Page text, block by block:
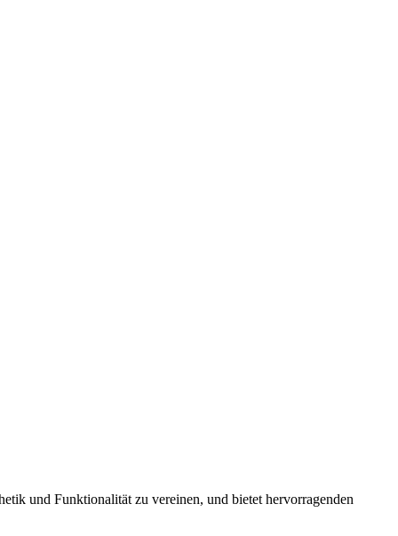
und Funktionalität zu vereinen, und bietet hervorragenden